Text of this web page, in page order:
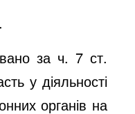
за ч. 7 ст.
у діяльності
органів на